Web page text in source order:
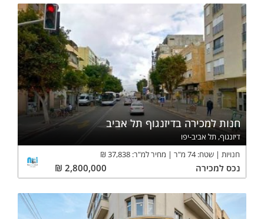
חנות למכירה בדיזנגוף תל אביב
דיזנגוף, תל אביב-יפו
חנויות
שטח:74 מ"ר מחיר למ"ר: 37,838
₪
נכס למכירה 2,800,000
₪